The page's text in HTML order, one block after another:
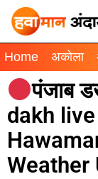
Home अकोला
पंजाब
dakh live
Weather